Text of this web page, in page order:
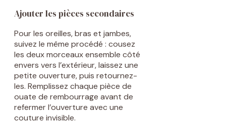
Ajouter les pièces secondaires
Pour les oreilles, bras et jambes,
suivez le même procédé : cousez
les deux morceaux ensemble côté
envers vers l’extérieur, laissez une
petite ouverture, puis retournez-
les. Remplissez chaque pièce de
ouate de rembourrage avant de
refermer l’ouverture avec une
couture invisible.